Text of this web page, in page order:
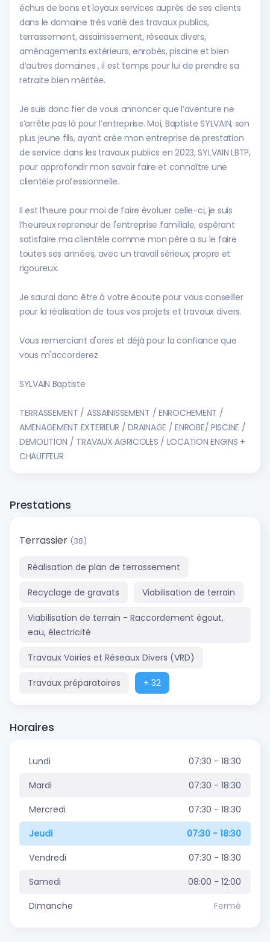
échus de bons et loyaux services auprès de ses clients
dans le domaine très varié des travaux publics,
terrassement, assainissement, réseaux divers,
aménagements extérieurs, enrobés, piscine et bien
d’autres domaines , il est temps pour lui de prendre sa
retraite bien méritée.
Je suis donc fier de vous annoncer que l’aventure ne
s’arrête pas là pour l’entreprise. Moi, Baptiste SYLVAIN, son
plus jeune fils, ayant crée mon entreprise de prestation
de service dans les travaux publics en 2023, SYLVAIN LBTP,
pour approfondir mon savoir faire et connaître une
clientèle professionnelle.
Il est l’heure pour moi de faire évoluer celle-ci, je suis
l’heureux repreneur de l'entreprise familiale, espérant
satisfaire ma clientèle comme mon père a su le faire
toutes ses années, avec un travail sérieux, propre et
rigoureux.
Je saurai donc être à votre écoute pour vous conseiller
pour la réalisation de tous vos projets et travaux divers.
Vous remerciant d'ores et déjà pour la confiance que
vous m'accorderez
SYLVAIN Baptiste
TERRASSEMENT / ASSAINISSEMENT / ENROCHEMENT /
AMENAGEMENT EXTERIEUR / DRAINAGE / ENROBE/ PISCINE /
DEMOLITION / TRAVAUX AGRICOLES / LOCATION ENGINS +
CHAUFFEUR
Prestations
Terrassier (38)
Réalisation de plan de terrassement
Recyclage de gravats Viabilisation de terrain
Viabilisation de terrain - Raccordement égout,
eau, électricité
Travaux Voiries et Réseaux Divers (VRD)
Travaux préparatoires + 32
Horaires
Lundi
07:30 - 18:30
Mardi
07:30 - 18:30
Mercredi
07:30 - 18:30
Jeudi
07:30 - 18:30
Vendredi
07:30 - 18:30
Samedi
08:00 - 12:00
Dimanche
Fermé